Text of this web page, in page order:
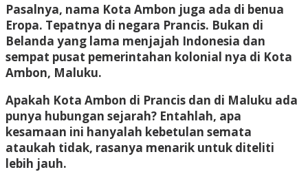
Pasalnya, nama Kota Ambon juga ada di benua
Eropa. Tepatnya di negara Prancis. Bukan di
Belanda yang lama menjajah Indonesia dan
sempat pusat pemerintahan kolonial nya di Kota
Ambon, Maluku.
Apakah Kota Ambon di Prancis dan di Maluku ada
punya hubungan sejarah? Entahlah, apa
kesamaan ini hanyalah kebetulan semata
ataukah tidak, rasanya menarik untuk diteliti
lebih jauh.